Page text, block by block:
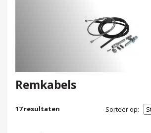
Remkabels
17resultaten Sorteer op: